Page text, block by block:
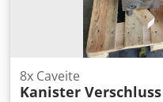
8x Caveite
Kanister Verschluss